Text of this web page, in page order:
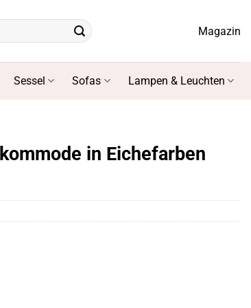
Magazin
Sessel Sofas Lampen & Leuchten
in Eichefarben